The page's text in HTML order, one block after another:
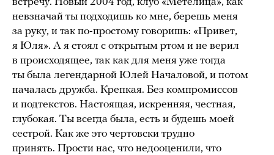
невзначай ты подходишь ко мне, берешь меня
за руку, и так по-простому говоришь: «Привет,
я Юля». А я стоял с открытым ртом и не верил
в происходящее, так как для меня уже тогда
ты была легендарной Юлей Началовой, и потом
началась дружба. Крепкая. Без компромиссов
и подтекстов. Настоящая, искренняя, честная,
глубокая. Ты всегда была, есть и будешь моей
сестрой. Как же это чертовски трудно
принять. Прости нас, что недооценили, что